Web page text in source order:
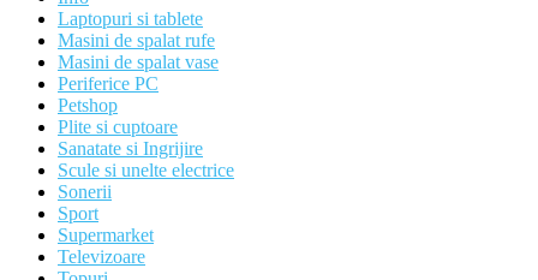
Laptopuri si tablete
Masini de spalat rufe
Masini de spalat vase
Periferice PC
Petshop
Plite si cuptoare
Sanatate si Ingrijire
Scule si unelte electrice
Sonerii
Sport
Supermarket
Televizoare